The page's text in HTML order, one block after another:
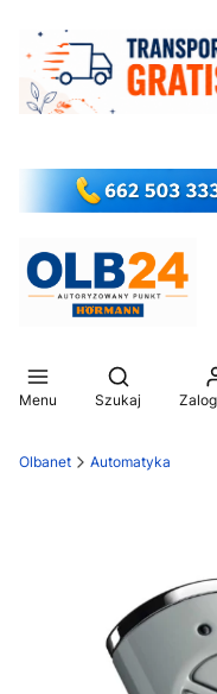
Menu
Otwórz
Szukaj
Olbanet Automatyka